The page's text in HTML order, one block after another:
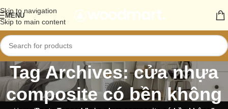
Skip to navigation
Skip to main content
MENU
Tag Archives: cửa nhựa
composite có bền không